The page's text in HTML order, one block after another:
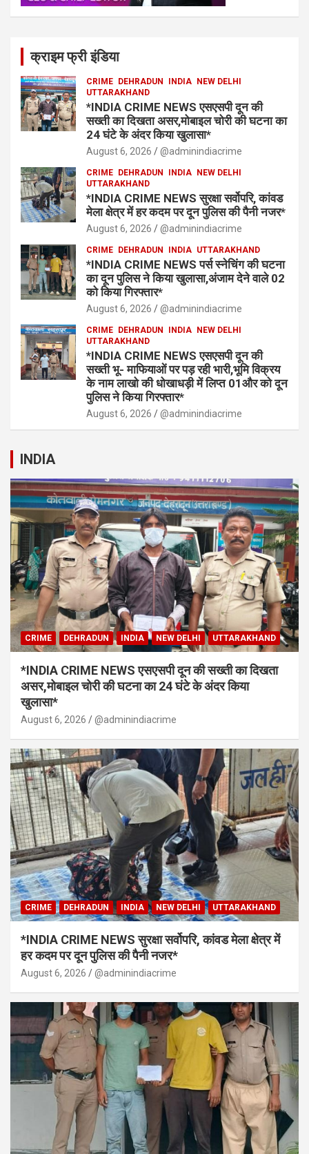
क्राइम फ्री इंडिया
CRIME DEHRADUN INDIA NEW DELHI
UTTARAKHAND
*INDIA CRIME NEWS एसएसपी दून की
सख्ती का दिखता असर,मोबाइल चोरी की घटना का
24 घंटे के अंदर किया खुलासा*
August 6, 2026 @adminindiacrime
CRIME DEHRADUN INDIA NEW DELHI
UTTARAKHAND
*INDIA CRIME NEWS सुरक्षा सर्वोपरि, कांवड
मेला क्षेत्र में हर कदम पर दून पुलिस की पैनी नजर*
August 6, 2026 @adminindiacrime
CRIME DEHRADUN INDIA UTTARAKHAND
*INDIA CRIME NEWS पर्स स्नेचिंग की घटना
का दून पुलिस ने किया खुलासा,अंजाम देने वाले 02
को किया गिरफ्तार*
August 6, 2026 @adminindiacrime
CRIME DEHRADUN INDIA NEW DELHI
UTTARAKHAND
*INDIA CRIME NEWS एसएसपी दून की
सख्ती भू- माफियाओं पर पड़ रही भारी,भूमि विक्रय
के नाम लाखो की धोखाधड़ी में लिप्त 01और को दून
पुलिस ने किया गिरफ्तार*
August 6, 2026 @adminindiacrime
INDIA
CRIME DEHRADUN INDIA NEW DELHI UTTARAKHAND
*INDIA CRIME NEWS एसएसपी दून की सख्ती का दिखता
असर,मोबाइल चोरी की घटना का 24 घंटे के अंदर किया
खुलासा*
August 6, 2026 @adminindiacrime
CRIME DEHRADUN INDIA NEW DELHI UTTARAKHAND
*INDIA CRIME NEWS सुरक्षा सर्वोपरि, कांवड मेला क्षेत्र में
हर कदम पर दून पुलिस की पैनी नजर*
August 6, 2026 @adminindiacrime